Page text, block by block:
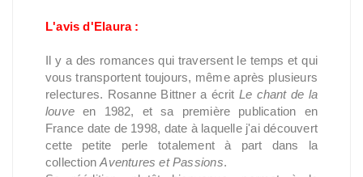
L'avis d'Elaura :
Il y a des romances qui traversent le temps et qui
vous transportent toujours, même après plusieurs
relectures. Rosanne Bittner a écrit Le chant de la
louve en 1982, et sa première publication en
France date de 1998, date à laquelle j'ai découvert
cette petite perle totalement à part dans la
collectionAventures et Passions.